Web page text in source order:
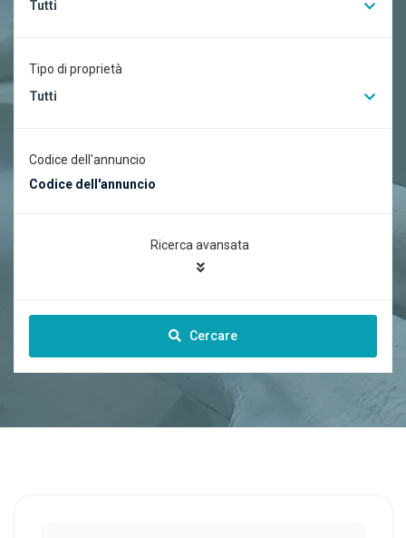
Tutti
Tipo di proprietà
Tutti
Codice dell'annuncio
Ricerca avansata
Cercare